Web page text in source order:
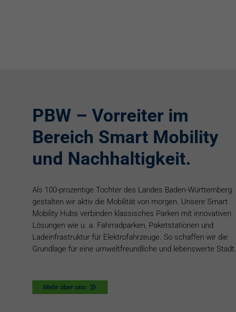
PBW – Vorreiter im
Bereich Smart Mobility
und Nachhaltigkeit.
Als 100-prozentige Tochter des Landes Baden-Württemberg
gestalten wir aktiv die Mobilität von morgen. Unsere Smart
Mobility Hubs verbinden klassisches Parken mit innovativen
Lösungen wie u. a. Fahrradparken, Paketstationen und
Ladeinfrastruktur für Elektrofahrzeuge. So schaffen wir die
Grundlage für eine umweltfreundliche und lebenswerte Stadt.
Mehr über uns